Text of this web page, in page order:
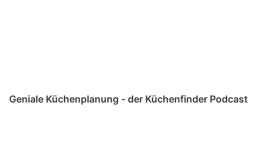
Geniale Küchenplanung - der Küchenfinder Podcast